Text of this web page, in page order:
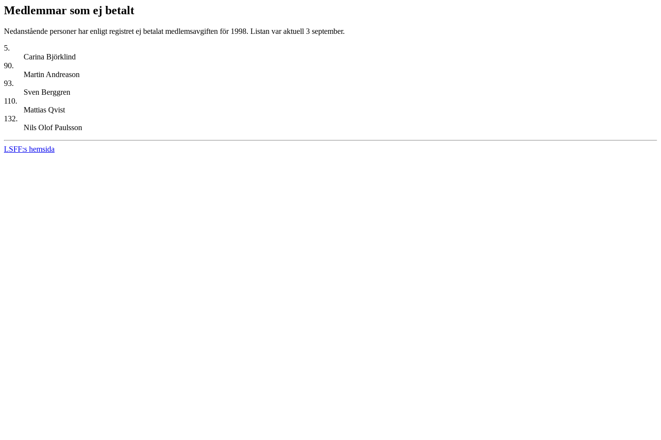
Medlemmar som ej betalt
Nedanstående personer har enligt registret ej betalat medlemsavgiften för 1998. Listan var aktuell 3 september.
5.
Carina Björklind
90.
Martin Andreason
93.
Sven Berggren
110.
Mattias Qvist
132.
Nils Olof Paulsson
LSFF:s hemsida